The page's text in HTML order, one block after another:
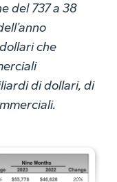
del 737 a 38
che
di dollari, di